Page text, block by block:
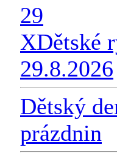
29
XDětské
29.8.2026
Dětský
prázdnin